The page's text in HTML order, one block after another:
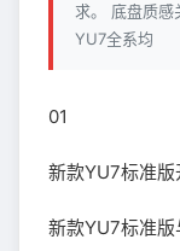
求。 底盘质感
YU7全系均
01
新款YU7标准版
新款YU7标准